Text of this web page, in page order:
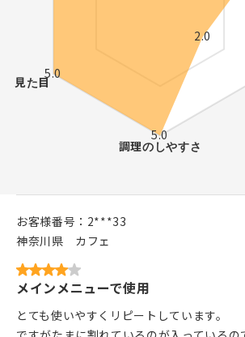
お客様番号： 2***33
神奈川県
カフェ
メインメニューで使用
とても使いやすくリピートしています。